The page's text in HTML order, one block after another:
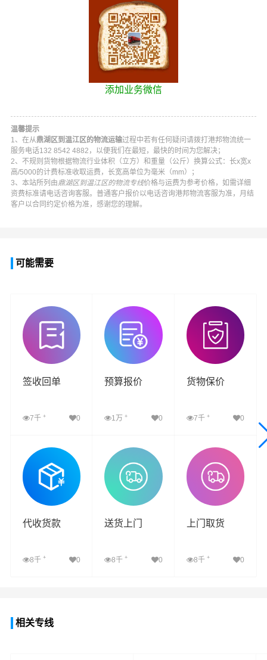
添加业务微信
温馨提示
1、在从鼎湖区到温江区的物流运输过程中若有任何疑问请拨打 港邦物流统一
服务电话132 8542 4882 ，以便我们在最短，最快的时间为您解决；
2、不规则货物根据物流行业体积（立方）和重量（公斤）换算公式：长x宽x
高/5000的计费标准收取运费，长宽高单位为毫米（mm）；
3、本站所列由鼎湖区到温江区的物流专线价格与运费为参考价格，如需详细
资费标准请电话咨询客服。普通客户报价以电话咨询港邦物流客服为准，月结
客户以合同约定价格为准，感谢您的理解。
可能需要
签收回单
7千 + 0
查看详细
预算报价
1万+ 0
查看详细
货物保价
7千 + 0
查看详细
代收货款
8千 + 0
送货上门
8千+ 0
上门取货
8千 + 0
相关专线